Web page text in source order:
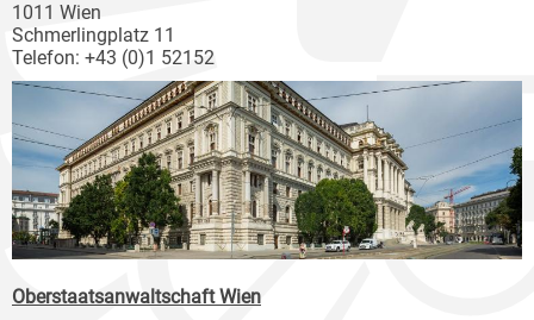
1011 Wien
Schmerlingplatz 11
Telefon: +43 (0)1 52152
Oberstaatsanwaltschaft Wien